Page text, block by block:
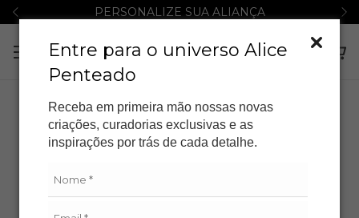
Entre para o universo Alice
Penteado
Receba em primeira mão nossas novas
criações, curadorias exclusivas e as
inspirações por trás de cada detalhe.
PERSONALIZE SUA ALIANÇA